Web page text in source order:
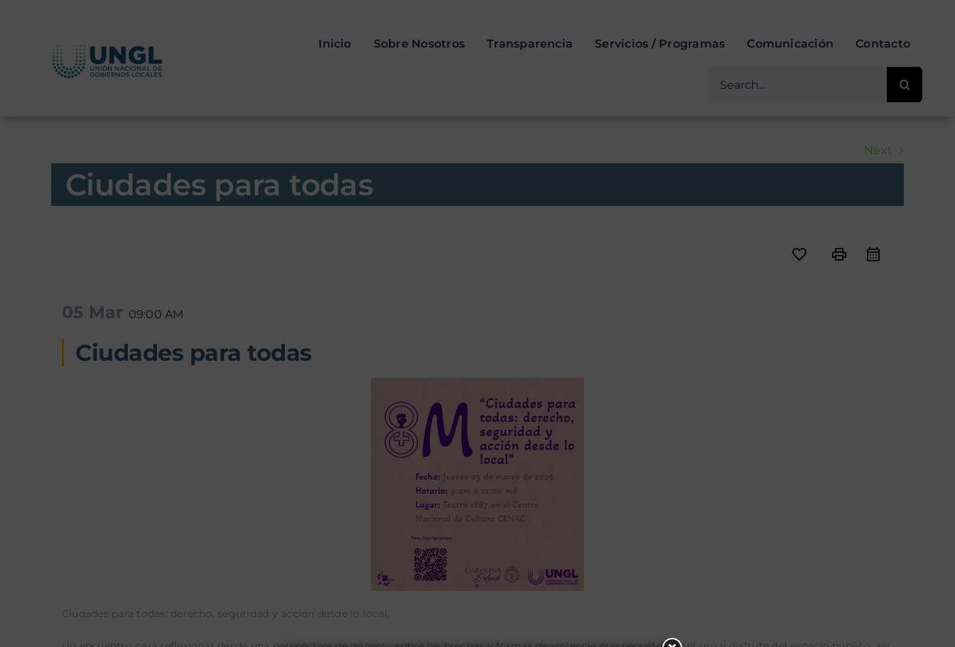
Inicio Sobre Nosotros Transparencia Servicios / Programas Comunicación Contacto
Next
Ciudades para todas
favorite_border print
05 Mar 09:00 AM
Ciudades para todas
Ciudades para todas: derecho, seguridad y acción desde lo local.